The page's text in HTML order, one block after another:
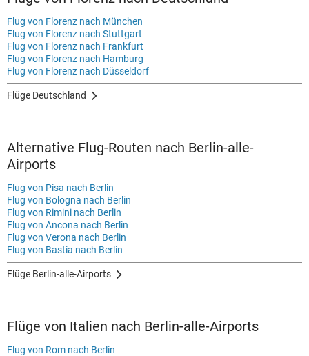
Flug von Florenz nach München
Flug von Florenz nach Stuttgart
Flug von Florenz nach Frankfurt
Flug von Florenz nach Hamburg
Flug von Florenz nach Düsseldorf
Flüge Deutschland
Alternative Flug-Routen nach Berlin-alle-
Airports
Flug von Pisa nach Berlin
Flug von Bologna nach Berlin
Flug von Rimini nach Berlin
Flug von Ancona nach Berlin
Flug von Verona nach Berlin
Flug von Bastia nach Berlin
Flüge Berlin-alle-Airports
Flüge von Italien nach Berlin-alle-Airports
Flug von Rom nach Berlin